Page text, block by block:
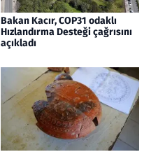
Bakan Kacır, COP31 odaklı
Hızlandırma Desteği çağrısını
açıkladı